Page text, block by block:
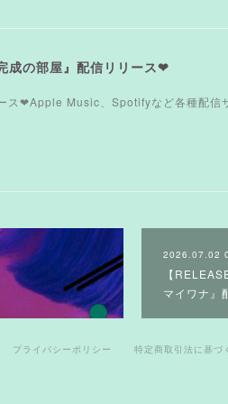
成の部屋』配信リリース❤︎
❤︎Apple Music、Spotifyなど各種配信
2026.07.02
【
マイワナ』
プライバシーポリシー 特定商取引法に基づ